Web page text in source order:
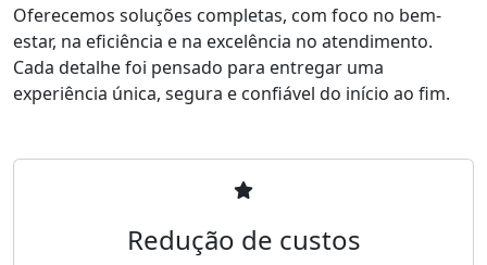
Oferecemos soluções completas, com foco no bem-
estar, na eficiência e na excelência no atendimento.
Cada detalhe foi pensado para entregar uma
experiência única, segura e confiável do início ao fim.
Redução de custos